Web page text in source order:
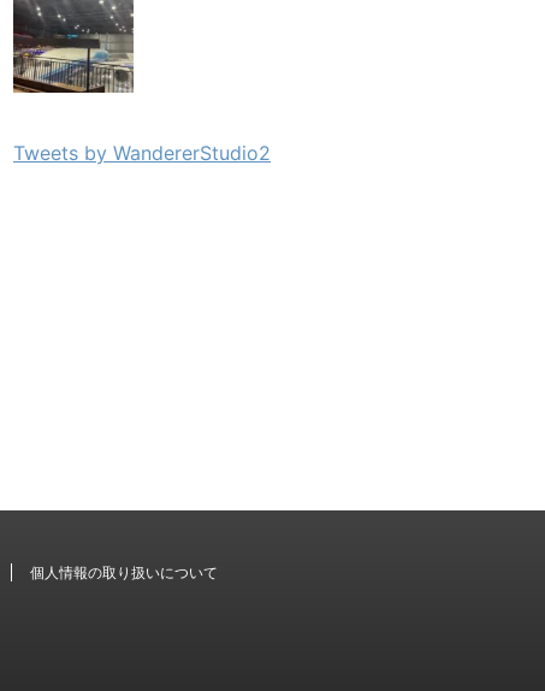
Tweets by WandererStudio2
個人情報の取り扱いについて